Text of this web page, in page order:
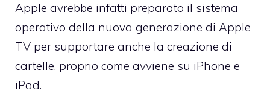
Apple avrebbe infatti preparato il sistema
operativo della nuova generazione di Apple
TV per supportare anche la creazione di
cartelle, proprio come avviene su iPhone e
iPad.